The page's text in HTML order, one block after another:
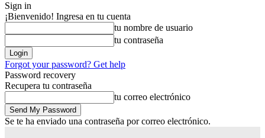
Sign in
¡Bienvenido! Ingresa en tu cuenta
tu nombre de usuario
tu contraseña
Forgot your password? Get help
Password recovery
Recupera tu contraseña
tu correo electrónico
Se te ha enviado una contraseña por correo electrónico.